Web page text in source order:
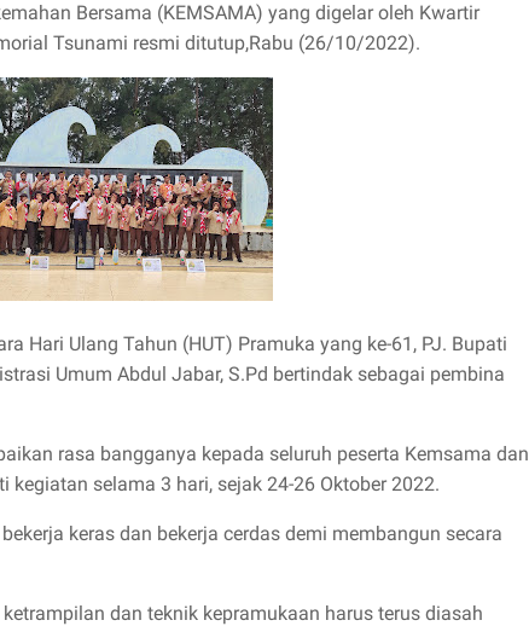
Bersama (KEMSAMA) yang digelar oleh Kwartir
Tsunami resmi ditutup,Rabu (26/10/2022).
Hari Ulang Tahun (HUT) Pramuka yang ke-61, PJ. Bupati
Umum Abdul Jabar, S.Pd bertindak sebagai pembina
rasa bangganya kepada seluruh peserta Kemsama dan
selama 3 hari, sejak 24-26 Oktober 2022.
keras dan bekerja cerdas demi membangun secara
dan teknik kepramukaan harus terus diasah